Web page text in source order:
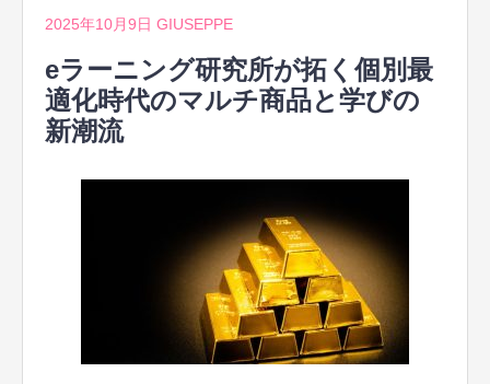
2025年10月9日 GIUSEPPE
eラーニング研究所が拓く個別最
適化時代のマルチ商品と学びの
新潮流